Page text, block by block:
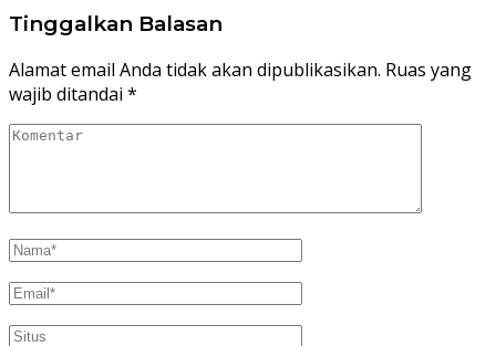
Tinggalkan Balasan
Alamat email Anda tidak akan dipublikasikan. Ruas yang
wajib ditandai *